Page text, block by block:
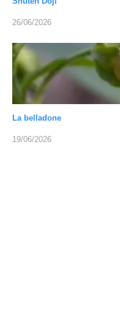
26/06/2026
La belladone
19/06/2026